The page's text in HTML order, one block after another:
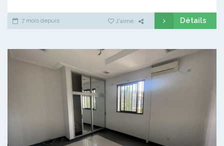
7 mois depuis J'aime Détails